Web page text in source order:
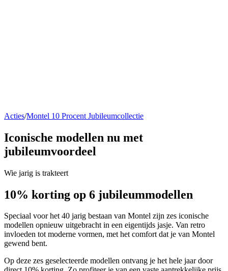
Acties/Montel 10 Procent Jubileumcollectie
Iconische modellen nu met
jubileumvoordeel
Wie jarig is trakteert
10% korting op 6 jubileummodellen
Speciaal voor het 40 jarig bestaan van Montel zijn zes iconische
modellen opnieuw uitgebracht in een eigentijds jasje. Van retro
invloeden tot moderne vormen, met het comfort dat je van Montel
gewend bent.
Op deze zes geselecteerde modellen ontvang je het hele jaar door